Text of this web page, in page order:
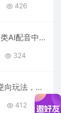
426
2023实操实拍类AI配音中视频项目，一个账号每天大概50+左右，长期稳定
324
抖音零食账号逆向玩法，无需混剪，一部手机实现月入过万
412